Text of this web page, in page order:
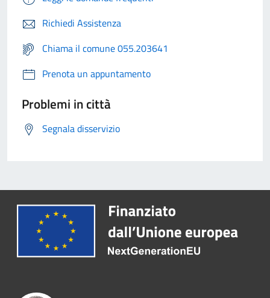
Richiedi Assistenza
Chiama il comune 055.203641
Prenota un appuntamento
Problemi in città
Segnala disservizio